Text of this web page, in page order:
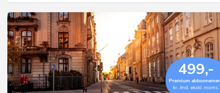
499,-
Premium
kr. /md. ekskl. moms.